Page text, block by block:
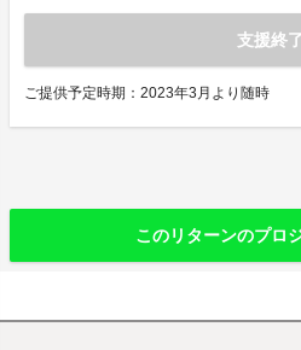
支援終了
ご提供予定時期：2023年3月より随時
このリターンのプロ